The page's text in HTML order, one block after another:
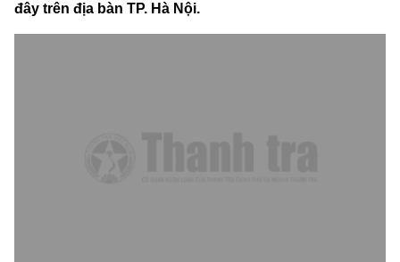
đây trên địa bàn TP. Hà Nội.